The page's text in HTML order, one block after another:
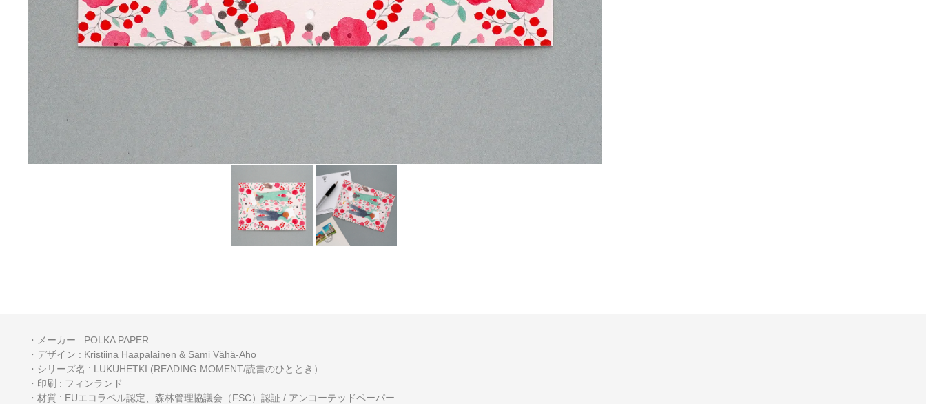
・メーカー : POLKA PAPER
・デザイン : Kristiina Haapalainen & Sami Vähä-Aho
・シリーズ名 : LUKUHETKI (READING MOMENT/読書のひととき）
・印刷 : フィンランド
・材質 : EUエコラベル認定、森林管理協議会（FSC）認証 / アンコーテッドペーパー